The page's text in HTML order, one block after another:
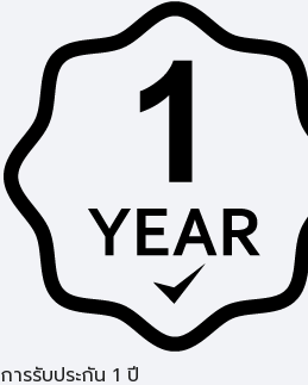
การรับประกัน 1 ปี